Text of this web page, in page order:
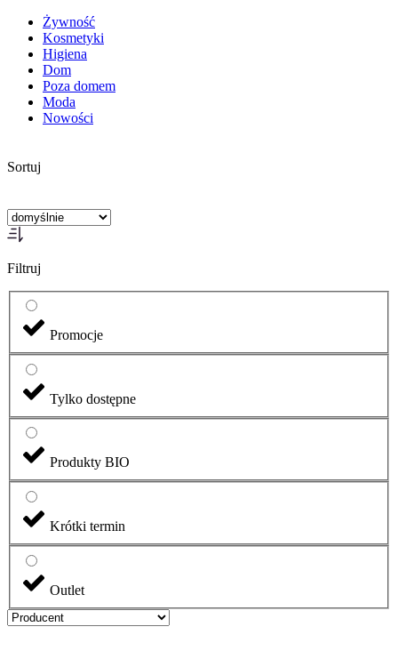
Żywność
Kosmetyki
Higiena
Dom
Poza domem
Moda
Nowości
Sortuj
Filtruj
Promocje
Tylko dostępne
Produkty BIO
Krótki termin
Outlet